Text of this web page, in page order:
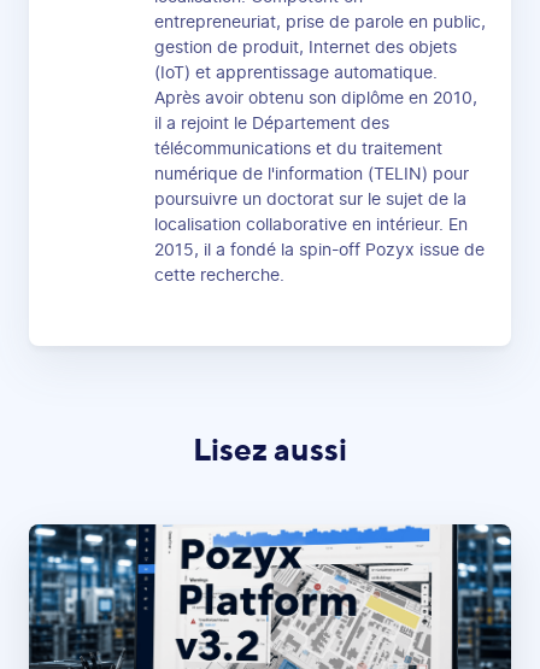
entrepreneuriat, prise de parole en public,
gestion de produit, Internet des objets
(IoT) et apprentissage automatique.
Après avoir obtenu son diplôme en 2010,
il a rejoint le Département des
télécommunications et du traitement
numérique de l'information (TELIN) pour
poursuivre un doctorat sur le sujet de la
localisation collaborative en intérieur. En
2015, il a fondé la spin-off Pozyx issue de
cette recherche.
Lisez aussi